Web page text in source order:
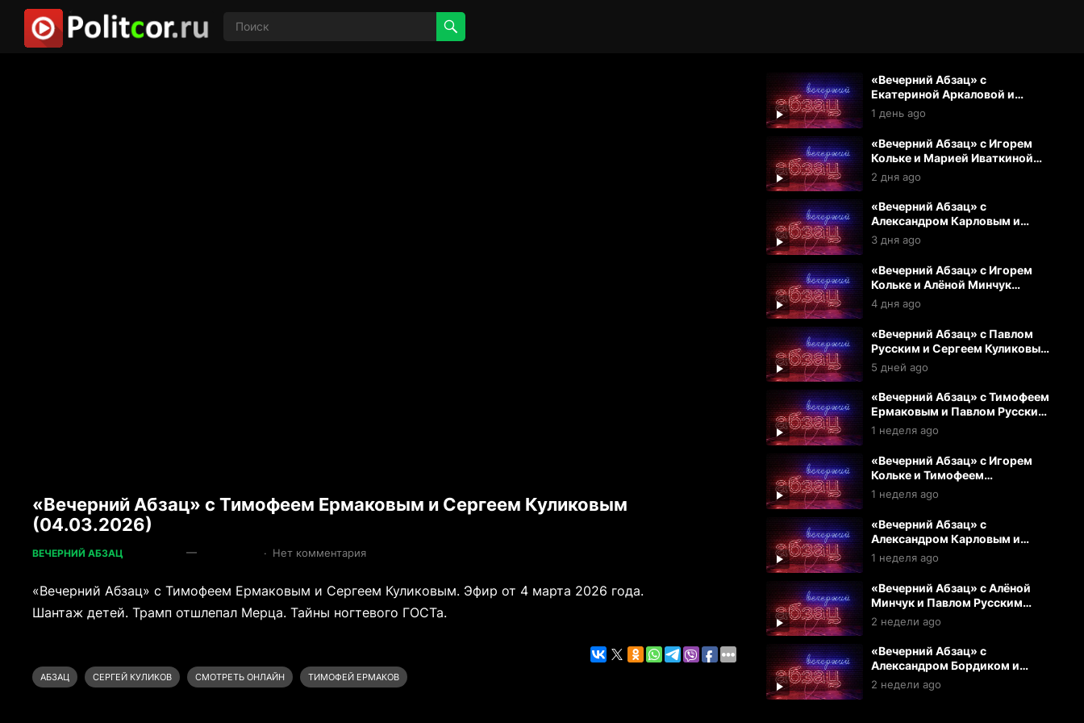
«Вечерний Абзац» с Тимофеем Ермаковым и Сергеем Куликовым
(04.03.2026)
ВЕЧЕРНИЙ АБЗАЦ — · Нет комментария
«Вечерний Абзац» с Тимофеем Ермаковым и Сергеем Куликовым. Эфир от 4 марта 2026 года.
Шантаж детей. Трамп отшлепал Мерца. Тайны ногтевого ГОСТа.
АБЗАЦ СЕРГЕЙ КУЛИКОВ СМОТРЕТЬ ОНЛАЙН ТИМОФЕЙ ЕРМАКОВ
«Вечерний Абзац» с
Екатериной Аркаловой и
Павлом Русским (07.08.2026)
1 день ago
«Вечерний Абзац» с Игорем
Кольке и Марией Иваткиной
(06.08.2026)
2 дня ago
«Вечерний Абзац» с
Александром Карловым и
Екатериной Аркаловой
(05.08.2026)
3 дня ago
«Вечерний Абзац» с Игорем
Кольке и Алёной Минчук
(04.07.2026)
4 дня ago
«Вечерний Абзац» с Павлом
Русским и Сергеем Куликовым
(03.08.2026)
5 дней ago
«Вечерний Абзац» с Тимофеем
Ермаковым и Павлом Русским
(31.07.2026)
1 неделя ago
«Вечерний Абзац» с Игорем
Кольке и Тимофеем
Ермаковым (30.07.2026)
1 неделя ago
«Вечерний Абзац» с
Александром Карловым и
Игрем Кольке (29.07.2026)
1 неделя ago
«Вечерний Абзац» с Алёной
Минчук и Павлом Русским
(28.07.2026)
2 недели ago
«Вечерний Абзац» с
Александром Бордиком и
Екатериной Аркаловой
(27.07.2026)
2 недели ago